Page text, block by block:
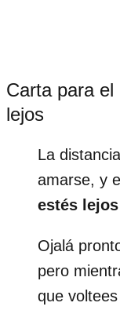
Carta para
lejos
La
amarse, y
estés
Ojalá
pero
que